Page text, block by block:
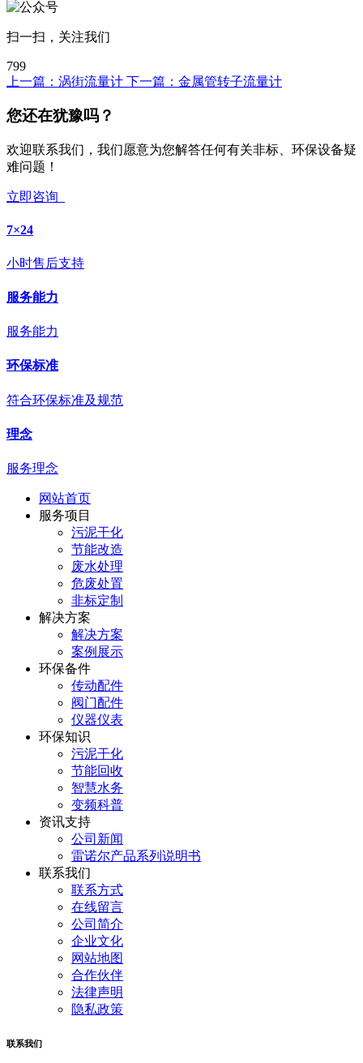
扫一扫，关注我们
799
上一篇： 涡街流量计 下一篇： 金属管转子流量计
您还在犹豫吗？
欢迎联系我们，我们愿意为您解答任何有关非标、环保设备疑
难问题！
立即咨询
7×24
小时售后支持
服务能力
服务能力
环保标准
符合环保标准及规范
理念
服务理念
网站首页
服务项目
污泥干化
节能改造
废水处理
危废处置
非标定制
解决方案
解决方案
案例展示
环保备件
传动配件
阀门配件
仪器仪表
环保知识
污泥干化
节能回收
智慧水务
变频科普
资讯支持
公司新闻
雷诺尔产品系列说明书
联系我们
联系方式
在线留言
公司简介
企业文化
网站地图
合作伙伴
法律声明
隐私政策
联系我们